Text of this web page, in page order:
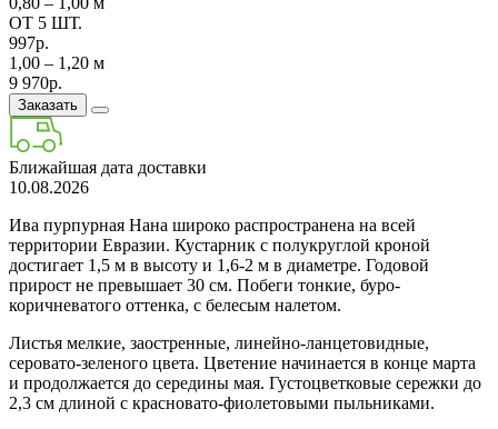
ОТ 5 ШТ.
997р.
1,00 ‒ 1,20 м
9 970р.
Заказать
Ближайшая дата доставки
10.08.2026
Ива пурпурная Нана широко распространена на всей
территории Евразии. Кустарник с полукруглой кроной
достигает 1,5 м в высоту и 1,6-2 м в диаметре. Годовой
прирост не превышает 30 см. Побеги тонкие, буро-
коричневатого оттенка, с белесым налетом.
Листья мелкие, заостренные, линейно-ланцетовидные,
серовато-зеленого цвета. Цветение начинается в конце марта
и продолжается до середины мая. Густоцветковые сережки до
2,3 см длиной с красновато-фиолетовыми пыльниками.